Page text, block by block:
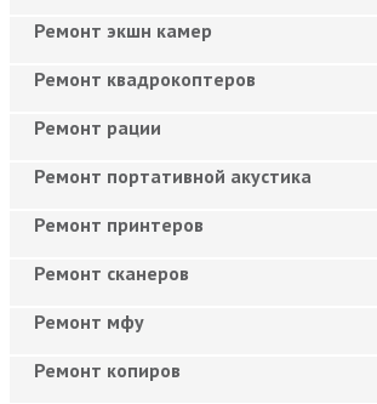
Ремонт экшн камер
Ремонт квадрокоптеров
Ремонт рации
Ремонт портативной акустика
Ремонт принтеров
Ремонт сканеров
Ремонт мфу
Ремонт копиров